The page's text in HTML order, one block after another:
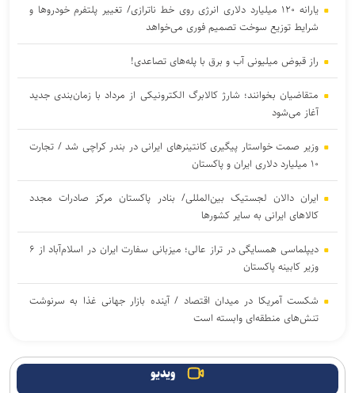
یارانه ۱۲۰ میلیارد دلاری انرژی روی خط ناترازی/ تغییر پلتفرم خودروها و
شرایط توزیع سوخت تصمیم فوری می‌خواهد
راز قبوض میلیونی آب و برق با پله‌های تصاعدی!
متقاضیان بخوانند؛ شارژ کالابرگ الکترونیکی از مرداد با زمان‌بندی جدید
آغاز می‌شود
وزیر صمت خواستار پیگیری کانتینر‌های ایرانی در بندر کراچی شد / تجارت
۱۰ میلیارد دلاری ایران و پاکستان
ایران دالان‌ لجستیک بین‌المللی/ بنادر پاکستان مرکز صادرات مجدد
کالاهای ایرانی به سایر کشورها
دیپلماسی همسایگی در تراز عالی؛ میزبانی سفارت ایران در اسلام‌آباد از ۶
وزیر کابینه پاکستان
شکست آمریکا در میدان اقتصاد / آینده بازار جهانی غذا به سرنوشت
تنش‌های منطقه‌ای وابسته است
عملیات پروازی اربعین
ویدیو